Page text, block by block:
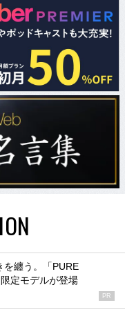
を纏う。「PURE
定モデルが登場
PR